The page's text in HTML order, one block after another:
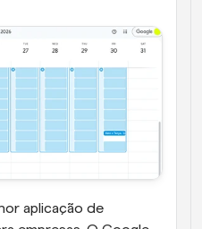
aplicação de